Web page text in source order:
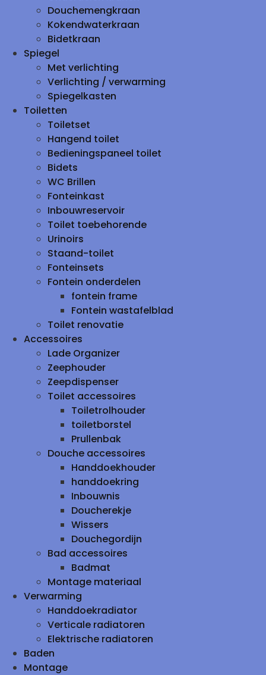
Douchemengkraan
Kokendwaterkraan
Bidetkraan
Spiegel
Met verlichting
Verlichting / verwarming
Spiegelkasten
Toiletten
Toiletset
Hangend toilet
Bedieningspaneel toilet
Bidets
WC Brillen
Fonteinkast
Inbouwreservoir
Toilet toebehorende
Urinoirs
Staand-toilet
Fonteinsets
Fontein onderdelen
fontein frame
Fontein wastafelblad
Toilet renovatie
Accessoires
Lade Organizer
Zeephouder
Zeepdispenser
Toilet accessoires
Toiletrolhouder
toiletborstel
Prullenbak
Douche accessoires
Handdoekhouder
handdoekring
Inbouwnis
Doucherekje
Wissers
Douchegordijn
Bad accessoires
Badmat
Montage materiaal
Verwarming
Handdoekradiator
Verticale radiatoren
Elektrische radiatoren
Baden
Montage